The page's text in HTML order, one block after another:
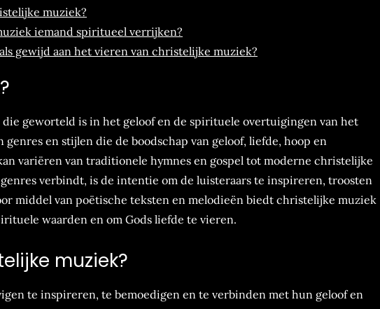
muziek?
iemand spiritueel verrijken?
gewijd aan het vieren van christelijke muziek?
geworteld is in het geloof en de spirituele overtuigingen van het
en stijlen die de boodschap van geloof, liefde, hoop en
variëren van traditionele hymnes en gospel tot moderne christelijke
verbindt, is de intentie om de luisteraars te inspireren, troosten
middel van poëtische teksten en melodieën biedt christelijke muziek
waarden en om Gods liefde te vieren.
muziek?
te inspireren, te bemoedigen en te verbinden met hun geloof en